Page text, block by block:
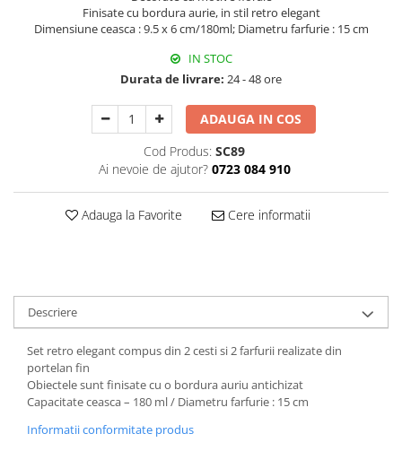
Decoratiuni Craciun
Sweet Wonderland
Decoratiuni Muzicale
Decoratiuni Luminoase
Coronite & Ghirlande
Aromaterapie Craciun
Felicitari, Cutii si Pungi de Cadou
Finisate cu bordura aurie, in stil retro elegant
Dimensiune ceasca : 9.5 x 6 cm/180ml; Diametru farfurie : 15 cm
IN STOC
Durata de livrare: 24 - 48 ore
ADAUGA IN COS
Cod Produs: SC89
Ai nevoie de ajutor? 0723 084 910
Adauga la Favorite Cere informatii
Descriere
Set retro elegant compus din 2 cesti si 2 farfurii realizate din
portelan fin
Obiectele sunt finisate cu o bordura auriu antichizat
Capacitate ceasca – 180 ml / Diametru farfurie : 15 cm
Informatii conformitate produs